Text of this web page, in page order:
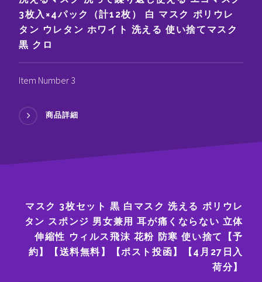
3枚入×4パック（計12枚） 白 マスク ポリウレ
タン ウレタン ホワイト 洗える 使い捨てマスク
黒 クロ
Item Number 3
商品詳細
マスク 3枚セット 黒 白マスク 洗える ポリウレ
タン スポンジ 男女兼用 耳が痛くならない 立体
伸縮性 ウィルス飛沫 花粉 防寒 使い捨て【予
約】【送料無料】【ポスト投函】【4月27日入
荷分】